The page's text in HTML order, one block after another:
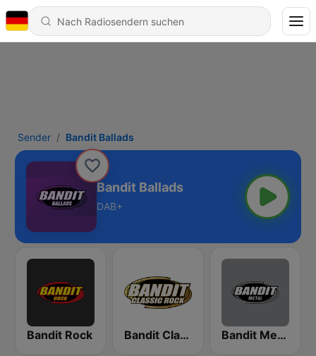
Sender Bandit Ballads
Bandit Ballads
DAB+
Bandit Rock Bandit Classic Rock Bandit Metal